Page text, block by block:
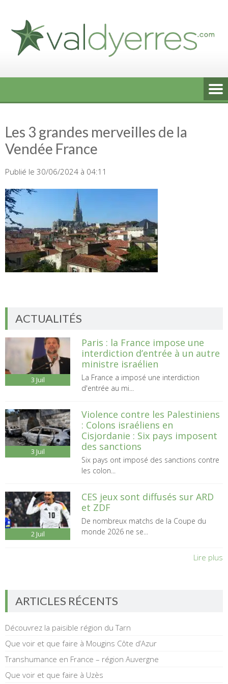
content
Les 3 grandes merveilles de la
Vendée France
Publié le 30/06/2024 à 04:11
ACTUALITÉS
3 Juil
Paris : la France impose une
interdiction d’entrée à un autre
ministre israélien
La France a imposé une interdiction
d'entrée au mi...
3 Juil
Violence contre les Palestiniens
: Colons israéliens en
Cisjordanie : Six pays imposent
des sanctions
Six pays ont imposé des sanctions contre
les colon...
2 Juil
CES jeux sont diffusés sur ARD
et ZDF
De nombreux matchs de la Coupe du
monde 2026 ne se...
Lire plus
ARTICLES RÉCENTS
Découvrez la paisible région du Tarn
Que voir et que faire à Mougins Côte d’Azur
Transhumance en France – région Auvergne
Que voir et que faire à Uzès